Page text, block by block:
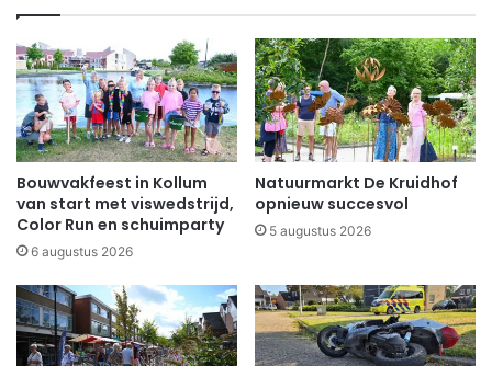
Bouwvakfeest in Kollum
van start met viswedstrijd,
Color Run en schuimparty
6 augustus 2026
Natuurmarkt De Kruidhof
opnieuw succesvol
5 augustus 2026